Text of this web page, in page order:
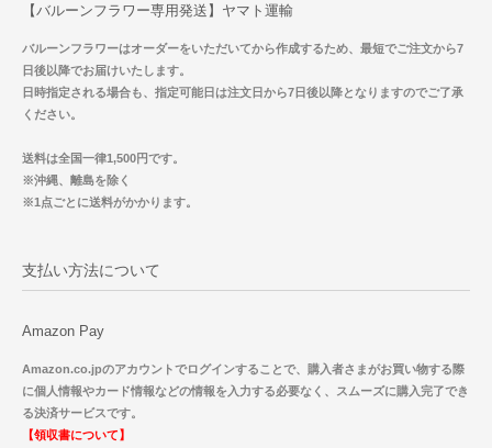
【バルーンフラワー専用発送】ヤマト運輸
バルーンフラワーはオーダーをいただいてから作成するため、最短でご注文から7
日後以降でお届けいたします。
日時指定される場合も、指定可能日は注文日から7日後以降となりますのでご了承
ください。
送料は全国一律1,500円です。
※沖縄、離島を除く
※1点ごとに送料がかかります。
支払い方法について
Amazon Pay
Amazon.co.jpのアカウントでログインすることで、購入者さまがお買い物する際
に個人情報やカード情報などの情報を入力する必要なく、スムーズに購入完了でき
る決済サービスです。
【領収書について】